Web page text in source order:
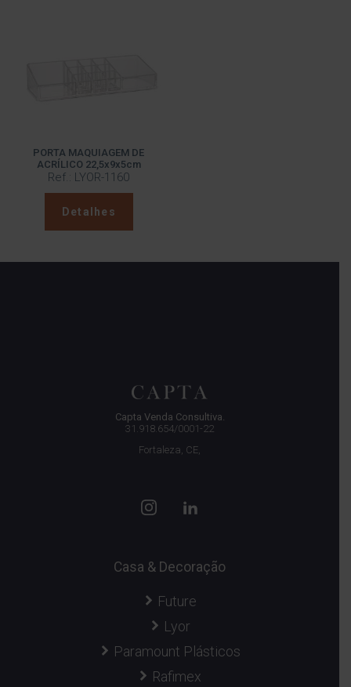
PORTA MAQUIAGEM DE
ACRÍLICO 22,5x9x5cm
Ref.: LYOR-1160
Detalhes
Capta Venda Consultiva.
31.918.654/0001-22
Fortaleza, CE,
Casa & Decoração
Future
Lyor
Paramount Plásticos
Rafimex